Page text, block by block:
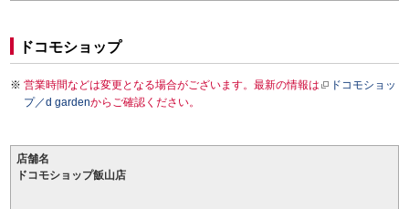
ドコモショップ
営業時間などは変更となる場合がございます。最新の情報は
ドコモショッ
プ／d gardenからご確認ください。
店舗名
ドコモショップ飯山店